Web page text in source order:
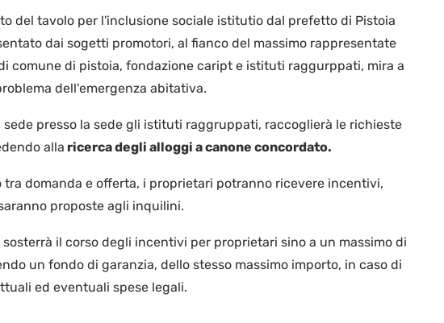
del tavolo per l'inclusione sociale istitutio dal prefetto di Pistoia
dai sogetti promotori, al fianco del massimo rappresentate
comune di pistoia, fondazione caript e istituti raggurppati, mira a
dell'emergenza abitativa.
sede presso la sede gli istituti raggruppati, raccoglierà le richieste
alla ricerca degli alloggi a canone concordato.
tra domanda e offerta, i proprietari potranno ricevere incentivi,
proposte agli inquilini.
sosterrà il corso degli incentivi per proprietari sino a un massimo di
un fondo di garanzia, dello stesso massimo importo, in caso di
ed eventuali spese legali.